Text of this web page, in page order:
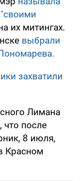
их митингах.
выбрали
захватили
Лимана
, что после
8 июля,
Красном